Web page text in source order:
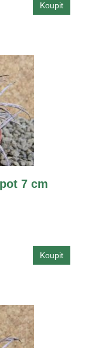
7 cm